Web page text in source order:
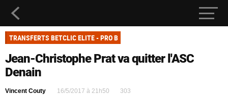
TRANSFERTS BETCLIC ELITE - PRO B
Jean-Christophe Prat va quitter l'ASC
Denain
Vincent Couty 16/5/2017 à 21h50 303